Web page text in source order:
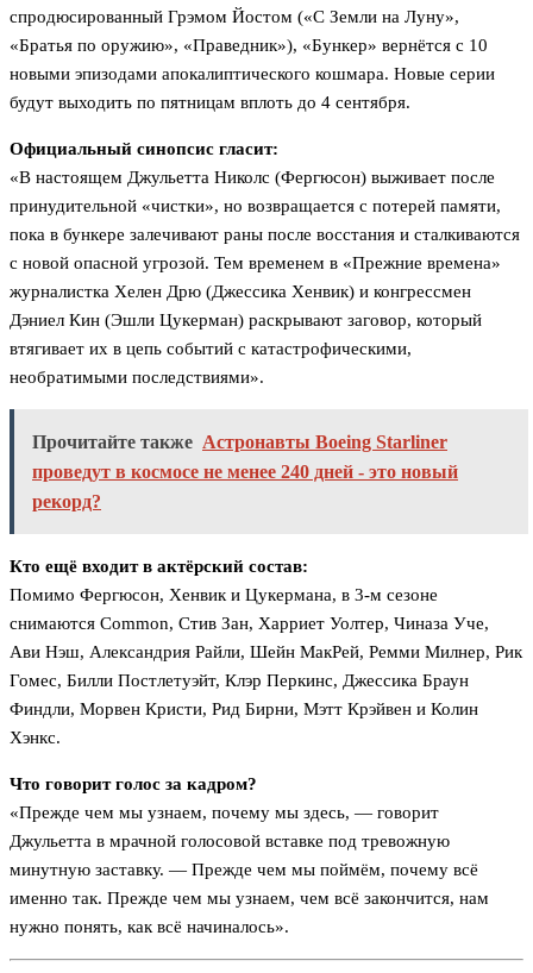
спродюсированный Грэмом Йостом («С Земли на Луну»,
«Братья по оружию», «Праведник»), «Бункер» вернётся с 10
новыми эпизодами апокалиптического кошмара. Новые серии
будут выходить по пятницам вплоть до 4 сентября.
Официальный синопсис гласит:
«В настоящем Джульетта Николс (Фергюсон) выживает после
принудительной «чистки», но возвращается с потерей памяти,
пока в бункере залечивают раны после восстания и сталкиваются
с новой опасной угрозой. Тем временем в «Прежние времена»
журналистка Хелен Дрю (Джессика Хенвик) и конгрессмен
Дэниел Кин (Эшли Цукерман) раскрывают заговор, который
втягивает их в цепь событий с катастрофическими,
необратимыми последствиями».
Прочитайте также Астронавты Boeing Starliner
проведут в космосе не менее 240 дней - это новый
рекорд?
Кто ещё входит в актёрский состав:
Помимо Фергюсон, Хенвик и Цукермана, в 3-м сезоне
снимаются Common, Стив Зан, Харриет Уолтер, Чиназа Уче,
Ави Нэш, Александрия Райли, Шейн МакРей, Ремми Милнер, Рик
Гомес, Билли Постлетуэйт, Клэр Перкинс, Джессика Браун
Финдли, Морвен Кристи, Рид Бирни, Мэтт Крэйвен и Колин
Хэнкс.
Что говорит голос за кадром?
«Прежде чем мы узнаем, почему мы здесь, — говорит
Джульетта в мрачной голосовой вставке под тревожную
минутную заставку. — Прежде чем мы поймём, почему всё
именно так. Прежде чем мы узнаем, чем всё закончится, нам
нужно понять, как всё начиналось».